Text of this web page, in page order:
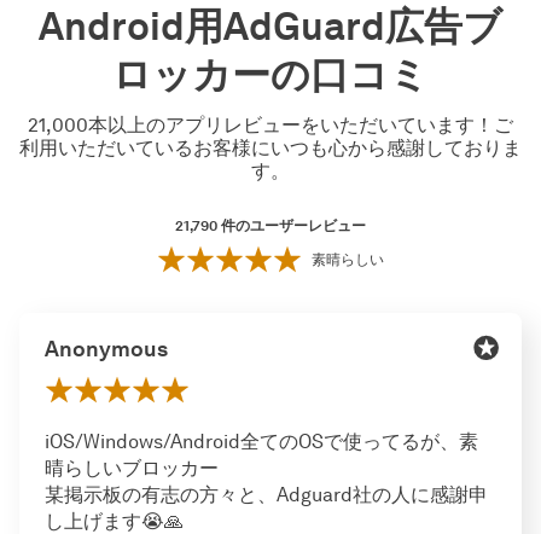
Android用AdGuard広告ブ
ロッカーの口コミ
21,000本以上のアプリレビューをいただいています！ご
利用いただいているお客様にいつも心から感謝しておりま
す。
21,790 件のユーザーレビュー
素晴らしい
Anonymous
iOS/Windows/Android全てのOSで使ってるが、素
晴らしいブロッカー
某掲示板の有志の方々と、Adguard社の人に感謝申
し上げます😭🙏